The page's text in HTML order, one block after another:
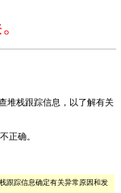
堆栈跟踪信息，以了解有关
正确。
跟踪信息确定有关异常原因和发